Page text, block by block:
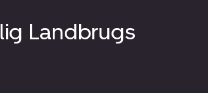
Landbrugs